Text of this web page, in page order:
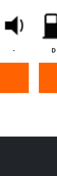
- D